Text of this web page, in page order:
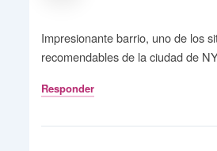
Impresionante barrio, uno de los
recomendables de la ciudad de
Responder